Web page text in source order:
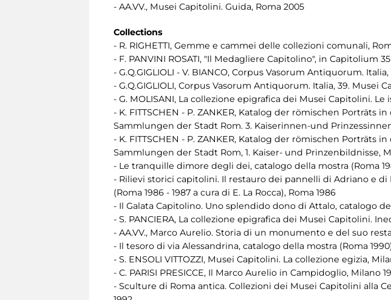
- AA.VV., Musei Capitolini. Guida, Roma 2005
Collections
- R. RIGHETTI, Gemme e cammei delle collezioni comunali,
- F. PANVINI ROSATI, "Il Medagliere Capitolino", in Capitolium 35
- G.Q.GIGLIOLI - V. BIANCO, Corpus Vasorum Antiquorum.
- G.Q.GIGLIOLI, Corpus Vasorum Antiquorum. Italia, 39. Musei
- G. MOLISANI, La collezione epigrafica dei Musei Capitolini.
- K. FITTSCHEN - P. ZANKER, Katalog der römischen
Sammlungen der Stadt Rom. 3. Kaiserinnen-und
- K. FITTSCHEN - P. ZANKER, Katalog der römischen
Sammlungen der Stadt Rom, 1. Kaiser- und Prinzenbildnisse,
- Le tranquille dimore degli dei, catalogo della mostra (Roma
- Rilievi storici capitolini. Il restauro dei pannelli di Adriano e
(Roma 1986 - 1987 a cura di E. La Rocca), Roma 1986
- Il Galata Capitolino. Uno splendido dono di Attalo, catalogo
- S. PANCIERA, La collezione epigrafica dei Musei Capitolini.
- AA.VV., Marco Aurelio. Storia di un monumento e del suo
- Il tesoro di via Alessandrina, catalogo della mostra (Roma
- S. ENSOLI VITTOZZI, Musei Capitolini. La collezione egizia,
- C. PARISI PRESICCE, Il Marco Aurelio in Campidoglio, Milano
- Sculture di Roma antica. Collezioni dei Musei Capitolini alla